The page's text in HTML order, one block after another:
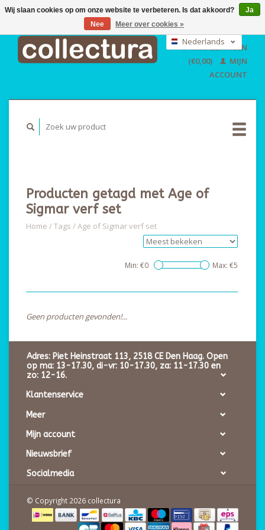
EUR
GBP
USD
Nederlands
English
WINKELWAGEN
(€0,00)
MIJN
ACCOUNT
Producten getagd met Age of
Sigmar verf set
Home /Tags /Age of Sigmar verf set
Min: €0 Max: €5
Geen producten gevonden!...
Adres: Piet Heinstraat 113, 2518 CE Den Haag. Open
op ma: 13-17.30, di-vr: 10-17.30, za: 11-17.30 en
zo: 12-16.
Klantenservice
Meer
Mijn account
Nieuwsbrief
Socialmedia
© Copyright 2026 collectura
Wij slaan cookies op om onze website te verbeteren. Is dat akkoord?
Ja
Nee
Meer over cookies »